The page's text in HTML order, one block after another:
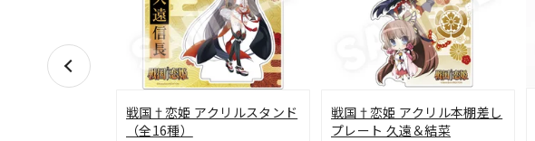
戦国†恋姫 アクリルスタンド
（全16種）
戦国†恋姫 アクリル本棚差し
プレート 久遠＆結菜